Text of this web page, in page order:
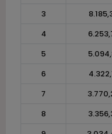
3
4
5
6
7
8